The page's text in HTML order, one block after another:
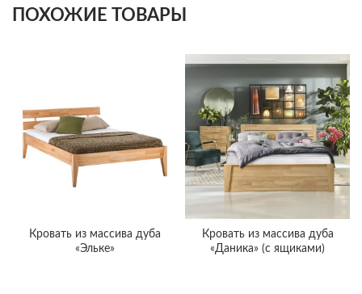
ПОХОЖИЕ ТОВАРЫ
Кровать из массива дуба
«Эльке»
Кровать из массива дуба
«Даника» (с ящиками)